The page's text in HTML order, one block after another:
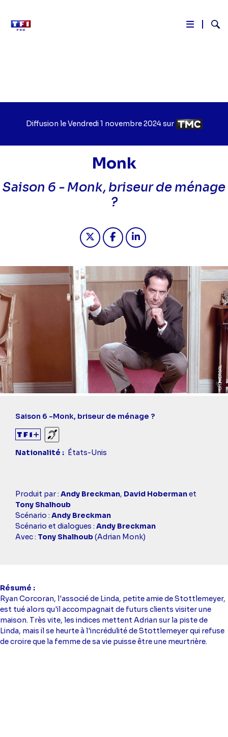
Diffusion leJour
diffusion
Vendredi 1 novembre 2024sur Chaîne
diffusion
Monk
Saison 6 -Monk, briseur de ménage
?
Partager "2024-11-01 15:40 -
Partager "2024-11-01 15:40
Saison 6 -Monk, briseur de ménage ?
Sourds et malentendants
Nationalité
États-Unis
Casting
simba
Produit par : Andy Breckman, David Hobermanet
Tony Shalhoub
Scénario : Andy Breckman
Scénario et dialogues : Andy Breckman
Avec : Tony Shalhoub(Adrian Monk)
Résumé
Ryan Corcoran, l'associé de Linda, petite amie de Stottlemeyer,
est tué alors qu'il accompagnait de futurs clients visiter une
maison. Très vite, les indices mettent Adrian sur la piste de
Linda, mais il se heurte à l'incrédulité de Stottlemeyer qui refuse
de croire que la femme de sa vie puisse être une meurtrière.